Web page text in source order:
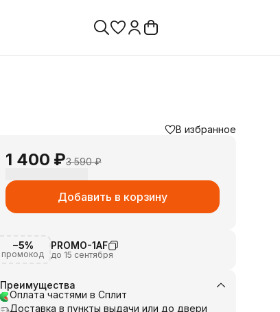
В избранное
1 400 ₽3 590 ₽
Добавить в корзину
−5%
промокод
PROMO-1AF
до 15 сентября
Преимущества
Оплата частями в Сплит
Доставка в пункты выдачи или до двери